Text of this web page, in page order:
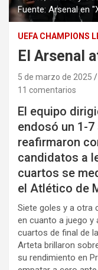
Fuente: Arsenal en
UEFA CHAMPIONS
El Arsenal
5 de marzo de 2025
11 comentarios
El equipo
endosó un 1-7
reafirmaron
candidatos a
cuartos se
el Atlético de
Siete goles y a otra
en cuanto a juego y
cuartos de final de
Arteta brillaron
su rendimiento en